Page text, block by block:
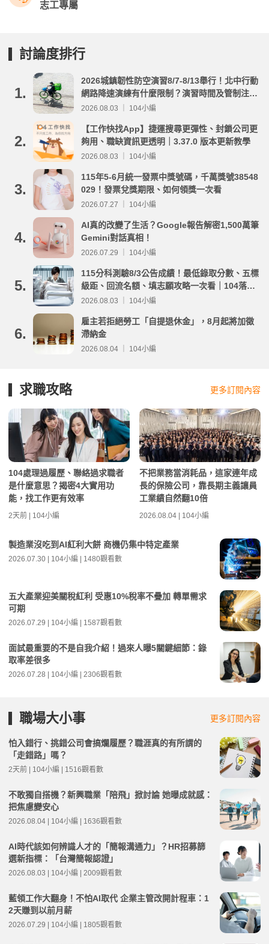
志工專屬
討論度排行
1.
2026城鎮韌性防空演習8/7-8/13舉行！北中行動
網路降速演練有什麼限制？演習時間及管制注意
事項整理
2026.08.03 ｜ 104小編
2.
【工作快找App】捷運搜尋更彈性、封鎖公司更
夠用、職缺資訊更透明｜3.37.0 版本更新教學
2026.08.03 ｜ 104小編
3.
115年5-6月統一發票中獎號碼，千萬獎號38548
029！發票兌獎期限、如何領獎一次看
2026.07.27 ｜ 104小編
4.
AI真的改變了生活？Google報告解密1,500萬筆
Gemini對話真相！
2026.07.29 ｜ 104小編
5.
115分科測驗8/3公告成績！最低錄取分數、五標
級距、回流名額、填志願攻略一次看｜104落點
分析
2026.08.03 ｜ 104小編
6.
雇主若拒絕勞工「自提退休金」，8月起將加徵
滯納金
2026.08.04 ｜ 104小編
求職攻略 更多訂閱內容
104處理過履歷、聯絡過求職者
是什麼意思？揭密4大實用功
能，找工作更有效率
2天前 | 104小編
不把業務當消耗品，這家連年成
長的保險公司，靠長期主義讓員
工業績自然翻10倍
2026.08.04 | 104小編
製造業沒吃到AI紅利大餅 商機仍集中特定產業
2026.07.30 | 104小編 | 1480觀看數
五大產業迎美關稅紅利 受惠10%稅率不疊加 轉單需求
可期
2026.07.29 | 104小編 | 1587觀看數
面試最重要的不是自我介紹！過來人曝5關鍵細節：錄
取率差很多
2026.07.28 | 104小編 | 2306觀看數
職場大小事 更多訂閱內容
怕入錯行、挑錯公司會搞爛履歷？職涯真的有所謂的
「走錯路」嗎？
2天前 | 104小編 | 1516觀看數
不敢獨自搭機？新興職業「陪飛」掀討論 她曝成就感：
把焦慮變安心
2026.08.04 | 104小編 | 1636觀看數
AI時代該如何辨識人才的「簡報溝通力」？HR招募篩
選新指標：「台灣簡報認證」
2026.08.03 | 104小編 | 2009觀看數
藍領工作大翻身！不怕AI取代 企業主管改開計程車：1
2天賺到以前月薪
2026.07.29 | 104小編 | 1805觀看數